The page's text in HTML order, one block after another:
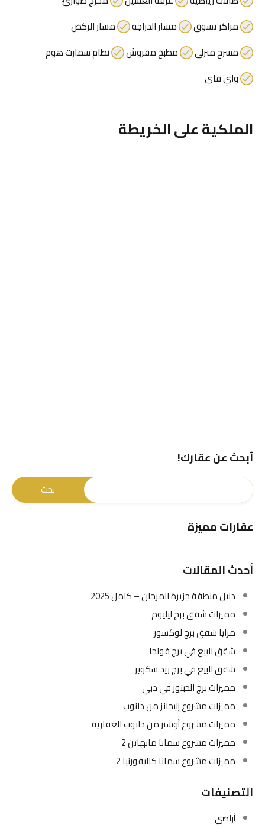
مراكز تسوق
مسار الدراجة
مسار الركض
مسرح منزلي
مطبخ مفروش
نظام سمارت هوم
واي فاي
الملكية على الخريطة
أبحث عن عقارك!
عقارات مميزة
أحدث المقالات
دليل منطقة جزيرة المرجان – كامل 2025
مميزات شقق برج ليليوم
مزايا شقق برج لوكسور
شقق للبيع في برج فولجا
شقق للبيع في برج ريد سكوير
مميزات برج الحبتور في دبي
مميزات مشروع إليجانز من دانوب
مميزات مشروع أوشنز من دانوب العقارية
مميزات مشروع سمانا مانهاتن 2
مميزات مشروع سمانا كاليفورنيا 2
التصنيفات
أراضي